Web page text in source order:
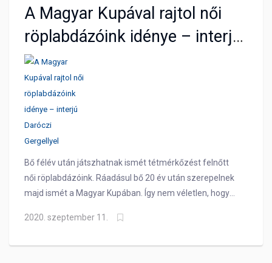
A Magyar Kupával rajtol női
röplabdázóink idénye – interjú
Daróczi Gergellyel
Bő félév után játszhatnak ismét tétmérkőzést felnőtt
női röplabdázóink. Ráadásul bő 20 év után szerepelnek
majd ismét a Magyar Kupában. Így nem véletlen, hogy
vezetőedzőnkkel beszélgettünk.
2020. szeptember 11.